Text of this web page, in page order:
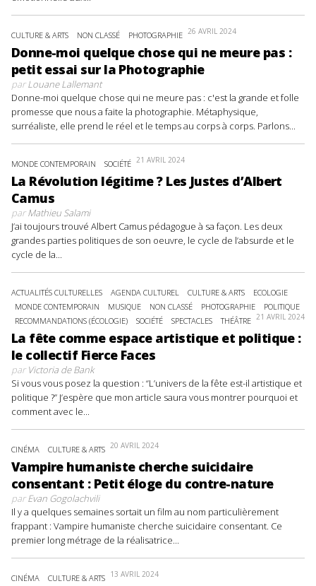
CULTURE & ARTS NON CLASSÉ PHOTOGRAPHIE 26 AVRIL 2024
Donne-moi quelque chose qui ne meure pas :
petit essai sur la Photographie
parLouane Lallemant
Donne-moi quelque chose qui ne meure pas : c'est la grande et folle
promesse que nous a faite la photographie. Métaphysique,
surréaliste, elle prend le réel et le temps au corps à corps. Parlons...
MONDE CONTEMPORAIN SOCIÉTÉ 21 AVRIL 2024
La Révolution légitime ? Les Justes d’Albert
Camus
parMathieu Salami
J’ai toujours trouvé Albert Camus pédagogue à sa façon. Les deux
grandes parties politiques de son oeuvre, le cycle de l’absurde et le
cycle de la...
ACTUALITÉS CULTURELLES AGENDA CULTUREL CULTURE & ARTS
ECOLOGIE
MONDE CONTEMPORAIN
MUSIQUE NON CLASSÉ PHOTOGRAPHIE
POLITIQUE
RECOMMANDATIONS (ÉCOLOGIE)
SOCIÉTÉ SPECTACLES THÉÂTRE 21 AVRIL 2024
La fête comme espace artistique et politique :
le collectif Fierce Faces
parVictoria de Bank
Si vous vous posez la question : “L’univers de la fête est-il artistique et
politique ?” J’espère que mon article saura vous montrer pourquoi et
comment avec le...
CINÉMA CULTURE & ARTS 20 AVRIL 2024
Vampire humaniste cherche suicidaire
consentant : Petit éloge du contre-nature
parEvan Gogolachvili
Il y a quelques semaines sortait un film au nom particulièrement
frappant : Vampire humaniste cherche suicidaire consentant. Ce
premier long métrage de la réalisatrice...
CINÉMA CULTURE & ARTS 13 AVRIL 2024